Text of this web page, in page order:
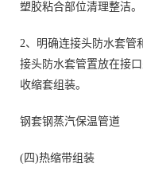
塑胶粘合部位清理整洁。
2、明确连接头防水套管
接头防水套管置放在接
收缩套组装。
钢套钢蒸汽保温管道
(四)热缩带组装